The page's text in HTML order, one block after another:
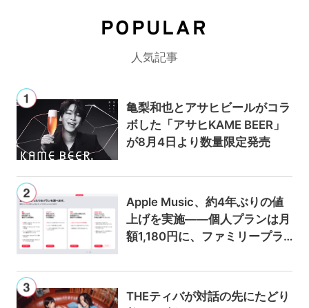
POPULAR
人気記事
亀梨和也とアサヒビールがコラ
ボした「アサヒKAME BEER」
が8月4日より数量限定発売
Apple Music、約4年ぶりの値
上げを実施——個人プランは月
額1,180円に、ファミリープラ
THEティバが対話の先にたどり